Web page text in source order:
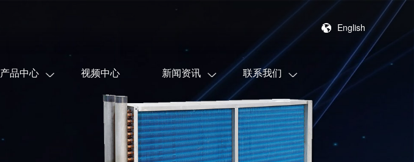
English
产品中心 视频中心 新闻资讯 联系我们